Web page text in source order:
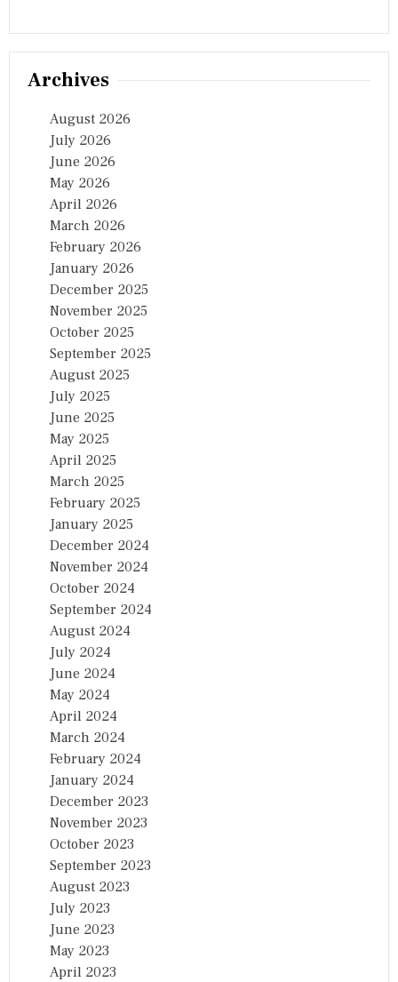
Archives
August 2026
July 2026
June 2026
May 2026
April 2026
March 2026
February 2026
January 2026
December 2025
November 2025
October 2025
September 2025
August 2025
July 2025
June 2025
May 2025
April 2025
March 2025
February 2025
January 2025
December 2024
November 2024
October 2024
September 2024
August 2024
July 2024
June 2024
May 2024
April 2024
March 2024
February 2024
January 2024
December 2023
November 2023
October 2023
September 2023
August 2023
July 2023
June 2023
May 2023
April 2023